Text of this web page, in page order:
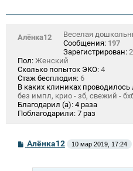
Алёнка12
Веселая
Сообщения: 197
Зарегистрирован:
Пол: Женский
Сколько попыток ЭКО: 4
Стаж бесплодия: 6
В каких клиниках проводилось
без импл, крио - зб, свежий -
Благодарил (а): 4 раза
Поблагодарили: 7 раз
С
о
Алёнка12 10 мар 2019, 17:24